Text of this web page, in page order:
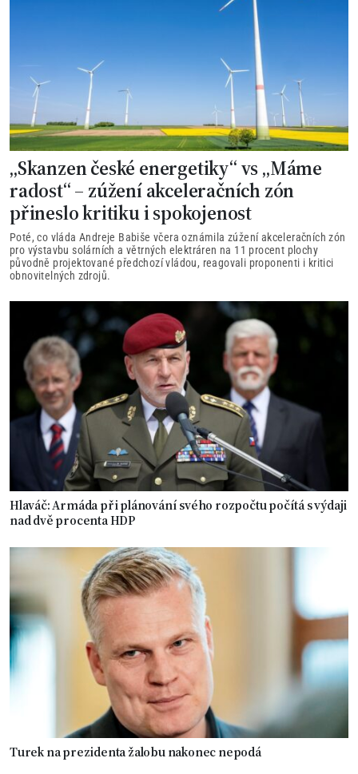
„Skanzen české energetiky“ vs „Máme
radost“ – zúžení akceleračních zón
přineslo kritiku i spokojenost
Poté, co vláda Andreje Babiše včera oznámila zúžení akceleračních zón
pro výstavbu solárních a větrných elektráren na 11 procent plochy
původně projektované předchozí vládou, reagovali proponenti i kritici
obnovitelných zdrojů.
Hlaváč: Armáda při plánování svého rozpočtu počítá s výdaji
nad dvě procenta HDP
Turek na prezidenta žalobu nakonec nepodá